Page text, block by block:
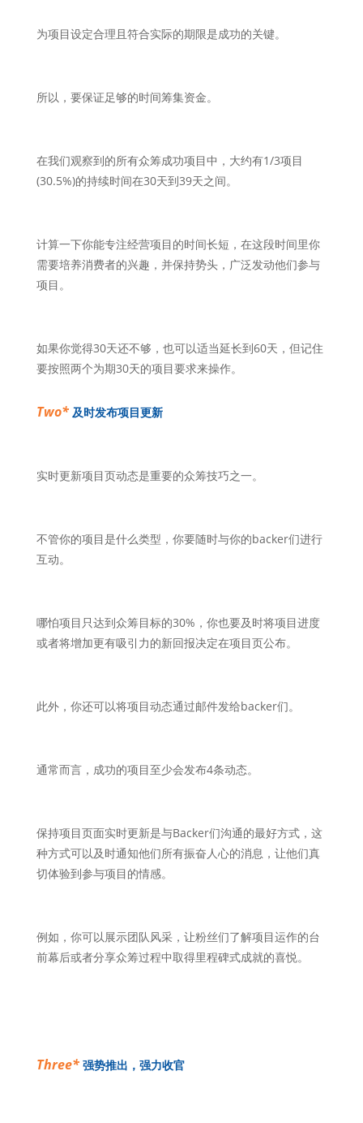
为项目设定合理且符合实际的期限是成功的关键。
所以，要保证足够的时间筹集资金。
在我们观察到的所有众筹成功项目中，大约有1/3项目
(30.5%)的持续时间在30天到39天之间。
计算一下你能专注经营项目的时间长短，在这段时间里你
需要培养消费者的兴趣，并保持势头，广泛发动他们参与
项目。
如果你觉得30天还不够，也可以适当延长到60天，但记住
要按照两个为期30天的项目要求来操作。
Two* 及时发布项目更新
实时更新项目页动态是重要的众筹技巧之一。
不管你的项目是什么类型，你要随时与你的backer们进行
互动。
哪怕项目只达到众筹目标的30%，你也要及时将项目进度
或者将增加更有吸引力的新回报决定在项目页公布。
此外，你还可以将项目动态通过邮件发给backer们。
通常而言，成功的项目至少会发布4条动态。
保持项目页面实时更新是与Backer们沟通的最好方式，这
种方式可以及时通知他们所有振奋人心的消息，让他们真
切体验到参与项目的情感。
例如，你可以展示团队风采，让粉丝们了解项目运作的台
前幕后或者分享众筹过程中取得里程碑式成就的喜悦。
Three*强势推出，强力收官